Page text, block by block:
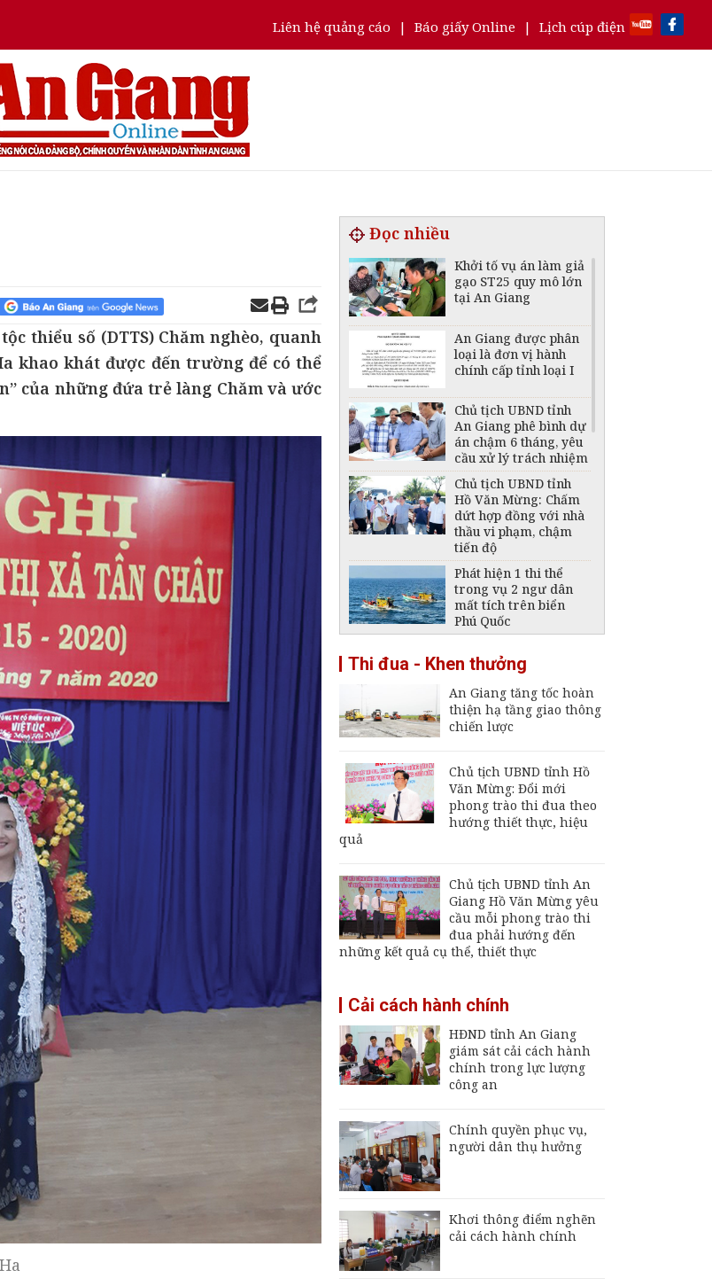
Liên hệ quảng cáo | Báo giấy Online | Lịch cúp điện
thiểu số (DTTS) Chăm nghèo, quanh
khao khát được đến trường để có thể
của những đứa trẻ làng Chăm và ước
Đọc nhiều
Khởi tố vụ án làm giả
gạo ST25 quy mô lớn
tại An Giang
An Giang được phân
loại là đơn vị hành
chính cấp tỉnh loại I
Chủ tịch UBND tỉnh
An Giang phê bình dự
án chậm 6 tháng, yêu
cầu xử lý trách nhiệm
Chủ tịch UBND tỉnh
Hồ Văn Mừng: Chấm
dứt hợp đồng với nhà
thầu vi phạm, chậm
tiến độ
Phát hiện 1 thi thể
trong vụ 2 ngư dân
mất tích trên biển
Phú Quốc
giảm mức cung cấp
điện trên địa bàn tỉnh
An Giang ngày 6 -
7/8/2026
Đại tá Nguyễn Việt
Chính ủy Bộ Chỉ huy
Quân sự tỉnh An
Giang
Thường trực UBND
An Thới hoạt động trở
lại
An Giang chốt hạn
vận hành nhà máy xử
lý rác Long Xuyên,
trễ sẽ thu hồi dự án
giảm mức cung cấp
An Giang từ ngày 8
đến 9/8/2026
Thi đua - Khen thưởng
An Giang tăng tốc hoàn
thiện hạ tầng giao thông
chiến lược
Chủ tịch UBND tỉnh Hồ
Văn Mừng: Đổi mới
phong trào thi đua theo
hướng thiết thực, hiệu
quả
Chủ tịch UBND tỉnh An
Giang Hồ Văn Mừng yêu
cầu mỗi phong trào thi
đua phải hướng đến
những kết quả cụ thể, thiết thực
Cải cách hành chính
HĐND tỉnh An Giang
giám sát cải cách hành
chính trong lực lượng
công an
Chính quyền phục vụ,
người dân thụ hưởng
Khơi thông điểm nghẽn
cải cách hành chính